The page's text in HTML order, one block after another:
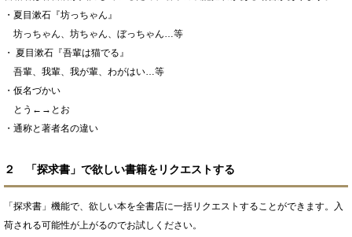
・夏目漱石『坊っちゃん』
坊っちゃん、坊ちゃん、ぼっちゃん…等
・ 夏目漱石『吾輩は猫でる』
吾輩、我輩、我が輩、わがはい…等
・仮名づかい
とう←→とお
・通称と著者名の違い
２ 「探求書」で欲しい書籍をリクエストする
「探求書」機能で、欲しい本を全書店に一括リクエストすることができます。入
荷される可能性が上がるのでお試しください。